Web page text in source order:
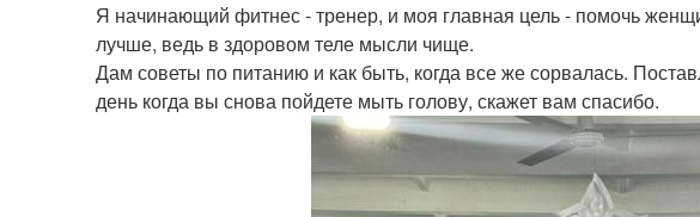
Я начинающий фитнес - тренер, и моя главная цель - помочь
лучше, ведь в здоровом теле мысли чище.
Дам советы по питанию и как быть, когда все же сорвалась.
день когда вы снова пойдете мыть голову, скажет вам спасибо.